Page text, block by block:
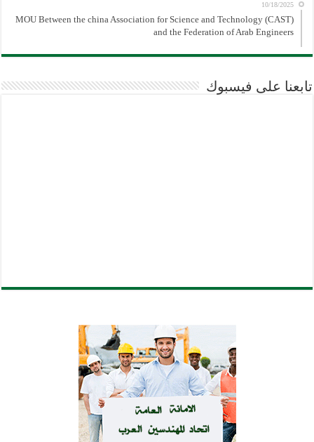
10/18/2025
MOU Between the china Association for Science and Technology (CAST)
and the Federation of Arab Engineers
تابعنا على فيسبوك